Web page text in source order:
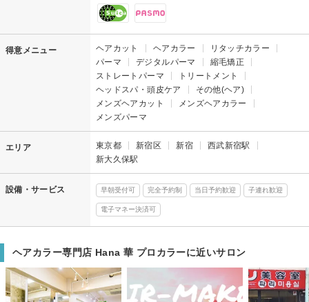
得意メニュー ヘアカット ヘアカラー
リタッチカラー
パーマ
デジタルパーマ
縮毛矯正
ストレートパーマ
トリートメント
ヘッドスパ・頭皮ケア
その他(ヘア)
メンズヘアカット
メンズヘアカラー
メンズパーマ
エリア 東京都 新宿区 新宿
西武新宿駅
新大久保駅
設備・サービス 早朝受付可 完全予約制 当日予約歓迎 子連れ歓迎
電子マネー決済可
ヘアカラー専門店 Hana 華 プロカラーに近いサロン